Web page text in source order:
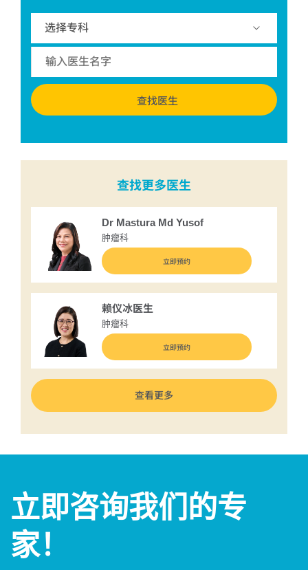
查找医生
查找更多医生
Dr Mastura Md Yusof
肿瘤科
立即预约
赖仪冰医生
肿瘤科
立即预约
查看更多
立即咨询我们的专
家！